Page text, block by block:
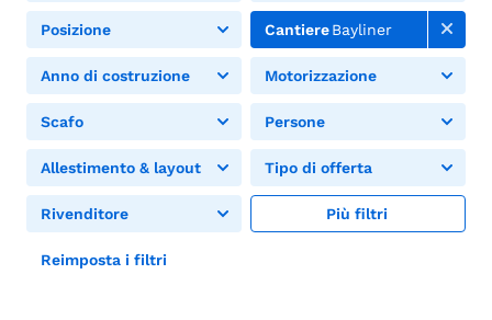
Posizione CantiereBayliner
Anno di costruzione Motorizzazione
Scafo Persone
Allestimento & layout Tipo di offerta
Rivenditore Più filtri
Reimposta i filtri